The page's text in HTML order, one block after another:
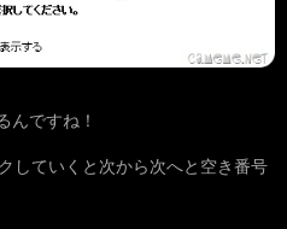
んですね！
していくと次から次へと空き番号